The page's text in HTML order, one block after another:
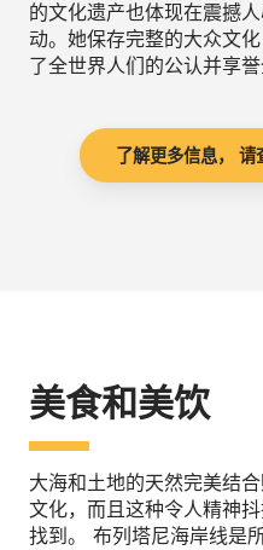
的文化遗产也体现在震撼
动。她保存完整的大众文
了全世界人们的公认并享誉
了解更多信息， 请
美食和美饮
大海和土地的天然完美结
文化，而且这种令人精神
找到。 布列塔尼海岸线是